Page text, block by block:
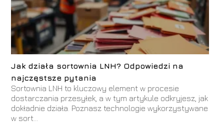
Jak działa sortownia LNH? Odpowiedzi na
najczęstsze pytania
Sortownia LNH to kluczowy element w procesie
dostarczania przesyłek, a w tym artykule odkryjesz, jak
dokładnie działa. Poznasz technologie wykorzystywane
w sort...